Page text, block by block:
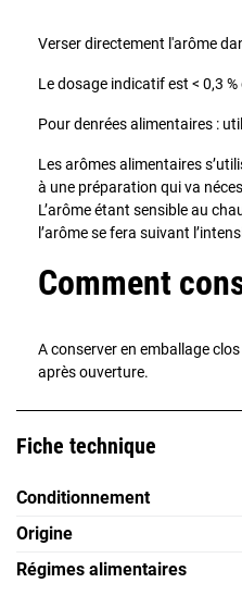
Verser directement l'arôme
Le dosage indicatif est < 0,3
Pour denrées alimentaires :
Les arômes alimentaires
à une préparation qui va
L’arôme étant sensible au
l’arôme se fera suivant
Comment
A conserver en emballage
après ouverture.
Fiche technique
Conditionnement
Origine
Régimes alimentaires